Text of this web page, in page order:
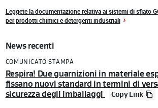
Leggete la documentazione relativa ai sistemi di sfiato
per prodotti chimici e detergenti industriali
News recenti
COMUNICATO STAMPA
Respira! Due guarnizioni in materiale
fissano nuovi standard in termini di
sicurezza degli imballaggi
Copy Link